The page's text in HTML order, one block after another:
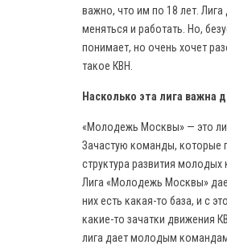
важно, что им по 18 лет.
меняться и работать. Но,
понимает, но очень хочет
такое КВН.
Насколько эта лига
«Молодежь Москвы» — это
Зачастую команды, которые
структура развития молодых
Лига «Молодежь Москвы»
них есть какая-то база, и с
какие-то зачатки движения
лига дает молодым